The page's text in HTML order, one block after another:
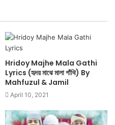
Hridoy Majhe Mala Gathi
Lyrics (হৃদয় মাঝে মালা গাঁথি) By
Mahfuzul & Jamil
April 10, 2021